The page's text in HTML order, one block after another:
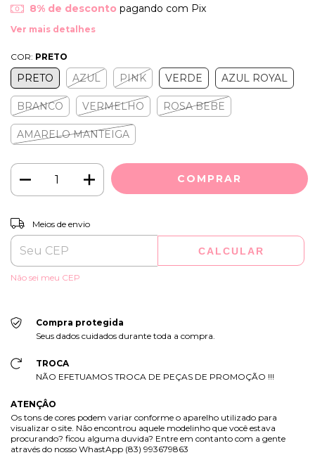
8% de desconto pagando com Pix
Ver mais detalhes
COR: PRETO
PRETO AZUL PINK VERDE AZUL ROYAL
BRANCO VERMELHO ROSA BEBE
AMARELO MANTEIGA
Entregas para o CEP:
Meios de envio
CALCULAR
Não sei meu CEP
Compra protegida
Seus dados cuidados durante toda a compra.
TROCA
NÃO EFETUAMOS TROCA DE PEÇAS DE PROMOÇÃO !!!
ATENÇÂO
Os tons de cores podem variar conforme o aparelho utilizado para
visualizar o site. Não encontrou aquele modelinho que você estava
procurando? ficou alguma duvida? Entre em contanto com a gente
através do nosso WhastApp (83) 993679863